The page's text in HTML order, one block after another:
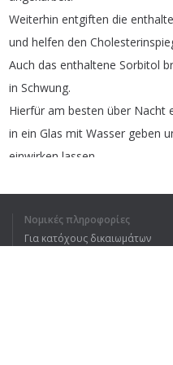
Weiterhin entgiften die
und helfen den
Auch das enthaltene Sorbitol
in Schwung.
Hierfür am besten über Nacht
in ein Glas mit Wasser geben
einwirken lassen
auch am besten gleich
Verbessern die
Νομικές πληροφορίες
Για κατόχους δικαιωμάτων